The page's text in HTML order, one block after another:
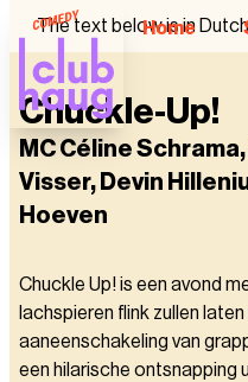
Home
The text below is in
Chuckle-Up!
MC Céline
Visser, Devin
Hoeven
Chuckle Up! is een avond
lachspieren flink zullen
aaneenschakeling van
een hilarische ontsnapping